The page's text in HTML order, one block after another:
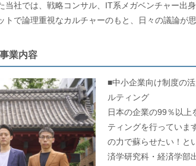
当社では、戦略コンサル、IT系メガベンチャー出
トで論理重視なカルチャーのもと、日々の議論が思
業内容
■中小企業向け制度の
ルティング
日本の企業の99％以上
ティングを行っていま
の力で蘇らせたい！と
済学研究科・経済学部